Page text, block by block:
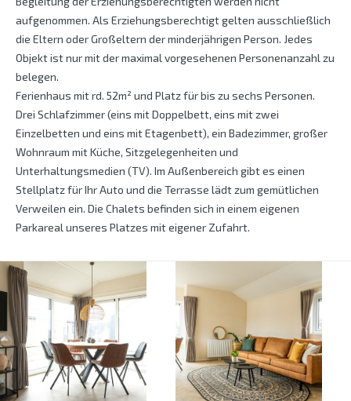
aufgenommen. Als Erziehungsberechtigt gelten ausschließlich
die Eltern oder Großeltern der minderjährigen Person. Jedes
Objekt ist nur mit der maximal vorgesehenen Personenanzahl zu
belegen.
Ferienhaus mit rd. 52m² und Platz für bis zu sechs Personen.
Drei Schlafzimmer (eins mit Doppelbett, eins mit zwei
Einzelbetten und eins mit Etagenbett), ein Badezimmer, großer
Wohnraum mit Küche, Sitzgelegenheiten und
Unterhaltungsmedien (TV). Im Außenbereich gibt es einen
Stellplatz für Ihr Auto und die Terrasse lädt zum gemütlichen
Verweilen ein. Die Chalets befinden sich in einem eigenen
Parkareal unseres Platzes mit eigener Zufahrt.